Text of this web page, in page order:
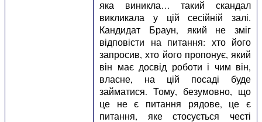
яка виникла… такий скандал
викликала у цій сесійній залі.
Кандидат Браун, який не зміг
відповісти на питання: хто його
запросив, хто його пропонує, який
він має досвід роботи і чим він,
власне, на цій посаді буде
займатися. Тому, безумовно, що
це не є питання рядове, це є
питання, яке стосується честі